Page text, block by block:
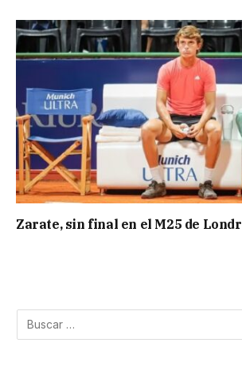
Zarate, sin final en el M25 de